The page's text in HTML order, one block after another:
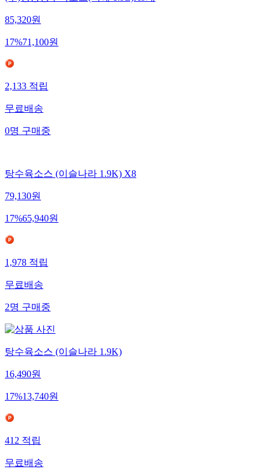
85,320원
17%71,100원
2,133적립
무료배송
0명구매중
탕수육소스 (이슬나라 1.9K) X8
79,130원
17%65,940원
1,978적립
무료배송
2명구매중
탕수육소스 (이슬나라 1.9K)
16,490원
17%13,740원
412적립
무료배송